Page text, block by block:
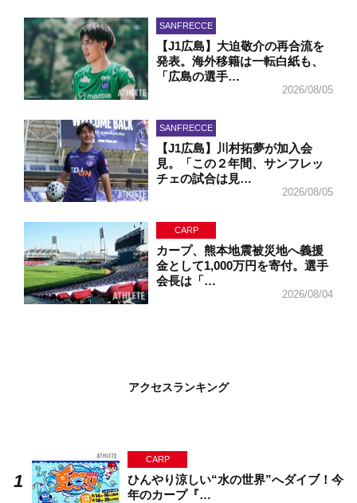
SANFRECCE
【J1広島】大迫敬介の再合流を
発表。海外移籍は一転白紙も、
「広島の選手…
2026/08/05
SANFRECCE
【J1広島】川村拓夢が加入会
見。「この２年間、サンフレッ
チェの試合は見…
2026/08/05
CARP
カープ、熊本地震被災地へ義援
金として1,000万円を寄付。選手
会長は「…
2026/08/04
アクセスランキング
CARP
ひんやり涼しい“水の世界”へダイブ！今
年のカープ『…